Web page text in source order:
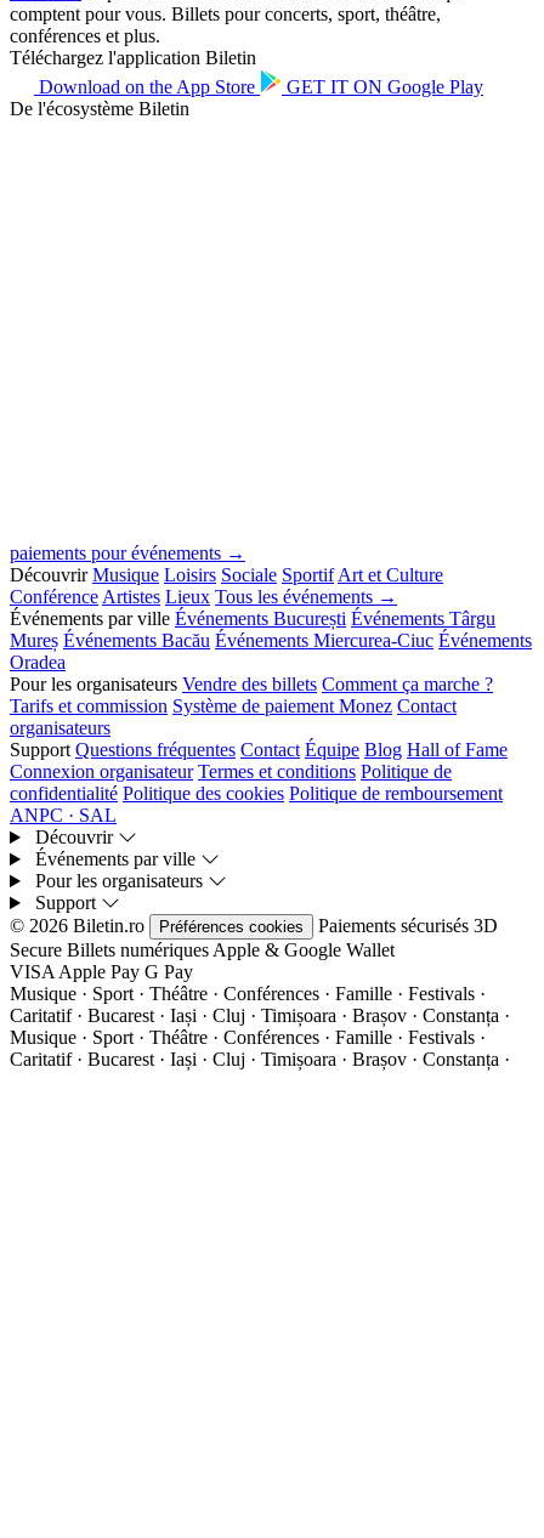
comptent pour vous. Billets pour concerts, sport, théâtre,
conférences et plus.
Téléchargez l'application Biletin
Download on the App Store GET IT ON Google Play
De l'écosystème Biletin
paiements pour événements →
Découvrir Musique Loisirs Sociale Sportif Art et Culture
Conférence Artistes Lieux Tous les événements →
Événements par ville Événements București Événements Târgu
Mureș Événements Bacău Événements Miercurea-Ciuc Événements
Oradea
Pour les organisateurs Vendre des billets Comment ça marche ?
Tarifs et commission Système de paiement Monez Contact
organisateurs
Support Questions fréquentes Contact Équipe Blog Hall of Fame
Connexion organisateur Termes et conditions Politique de
confidentialité Politique des cookies Politique de remboursement
ANPC · SAL
Découvrir
Événements par ville
Pour les organisateurs
Support
© 2026 Biletin.ro
Préférences cookies Paiements sécurisés 3D
Secure Billets numériques Apple & Google Wallet
VISA Apple Pay G Pay
Musique · Sport · Théâtre · Conférences · Famille · Festivals ·
Caritatif · Bucarest · Iași · Cluj · Timișoara · Brașov · Constanța ·
Musique · Sport · Théâtre · Conférences · Famille · Festivals ·
Caritatif · Bucarest · Iași · Cluj · Timișoara · Brașov · Constanța ·